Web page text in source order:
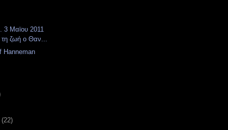
3 Μαϊου 2011
ζωή ο Θαν...
Hanneman
(22)